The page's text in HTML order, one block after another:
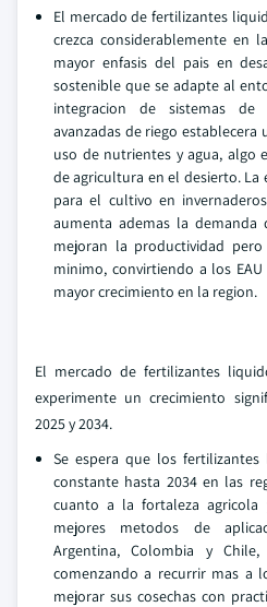
El mercado de fertilizantes
crezca considerablemente en
mayor enfasis del pais en
sostenible que se adapte al
integracion de sistemas de
avanzadas de riego
uso de nutrientes y agua, algo
de agricultura en el desierto. La
para el cultivo en
aumenta ademas la
mejoran la productividad
minimo, convirtiendo a los
mayor crecimiento en la region.
El mercado de fertilizantes
experimente un crecimiento
2025 y 2034.
Se espera que los
constante hasta 2034 en las
cuanto a la fortaleza
mejores metodos de
Argentina, Colombia y
comenzando a recurrir mas a
mejorar sus cosechas con